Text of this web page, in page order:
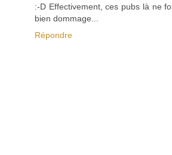
:-D Effectivement, ces pubs là ne
bien dommage...
Répondre